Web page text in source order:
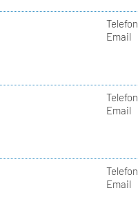
Telefon
Email
Telefon
Email
Telefon
Email